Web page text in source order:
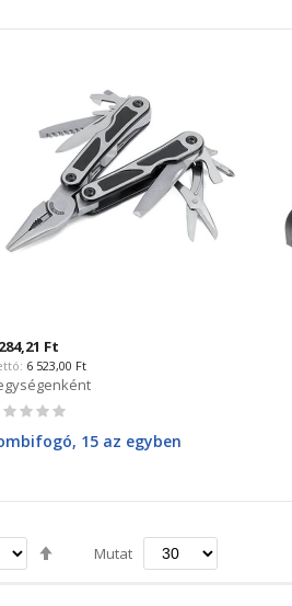
Ft
6 523,00 Ft
15 az egyben
Csökkenő
Mutat